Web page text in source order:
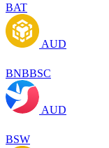
BAT
AUD
BNBBSC
AUD
BSW